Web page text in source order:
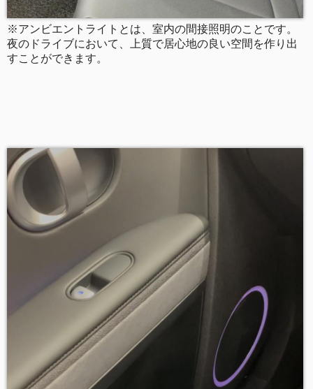
※アンビエントライトとは、室内の間接照明のことです。
夜のドライブにおいて、上質で居心地の良い空間を作り出
すことができます。